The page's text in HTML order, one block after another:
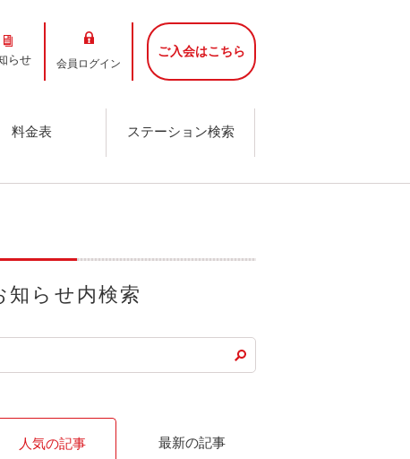
らせ 会員ログイン
ご入会はこちら
料金表 ステーション検索
知らせ内検索
人気の記事 最新の記事